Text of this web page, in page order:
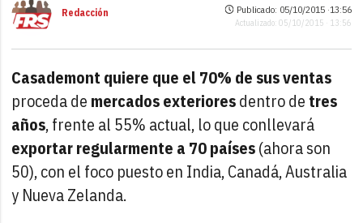
Redacción Publicado: 05/10/2015 ·13:56
Actualizado: 05/10/2015 · 13:56
Casademont quiere que el 70% de sus ventas
proceda de mercados exterioresdentro de tres
años, frente al 55% actual, lo que conllevará
exportar regularmente a 70 países(ahora son
50), con el foco puesto en India, Canadá, Australia
y Nueva Zelanda.